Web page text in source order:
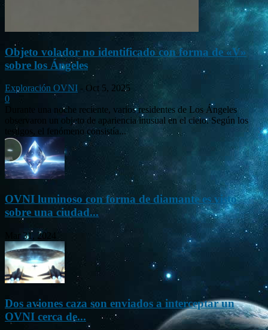
Objeto volador no identificado con forma de «V»
sobre los Ángeles
Exploración OVNI - Oct 5, 2025
0
Durante una noche reciente, varios residentes de Los Ángeles
observaron un objeto de apariencia inusual en el cielo. Según los
testigos, el fenómeno consistía...
OVNI luminoso con forma de diamante es visto
sobre una ciudad...
Mar 31, 2024
Dos aviones caza son enviados a interceptar un
OVNI cerca de...